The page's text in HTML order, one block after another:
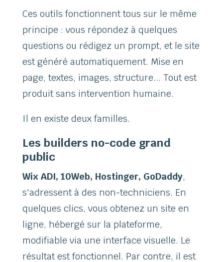
Ces outils fonctionnent tous sur le même
principe : vous répondez à quelques
questions ou rédigez un prompt, et le site
est généré automatiquement. Mise en
page, textes, images, structure... Tout est
produit sans intervention humaine.
Il en existe deux familles.
Les builders no-code grand
public
Wix ADI, 10Web, Hostinger, GoDaddy,
s'adressent à des non-techniciens. En
quelques clics, vous obtenez un site en
ligne, hébergé sur la plateforme,
modifiable via une interface visuelle. Le
résultat est fonctionnel. Par contre, il est